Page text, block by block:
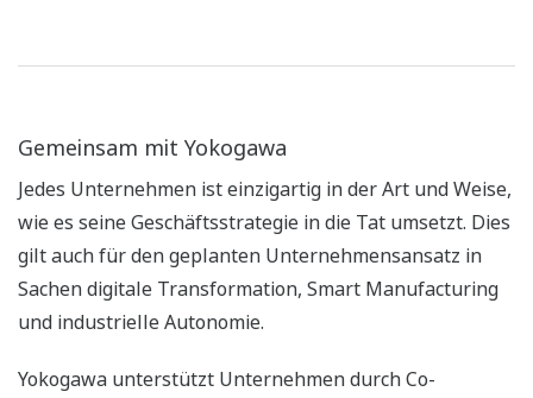
Gemeinsam mit Yokogawa
Jedes Unternehmen ist einzigartig in der Art und Weise,
wie es seine Geschäftsstrategie in die Tat umsetzt. Dies
gilt auch für den geplanten Unternehmensansatz in
Sachen digitale Transformation, Smart Manufacturing
und industrielle Autonomie.
Yokogawa unterstützt Unternehmen durch Co-